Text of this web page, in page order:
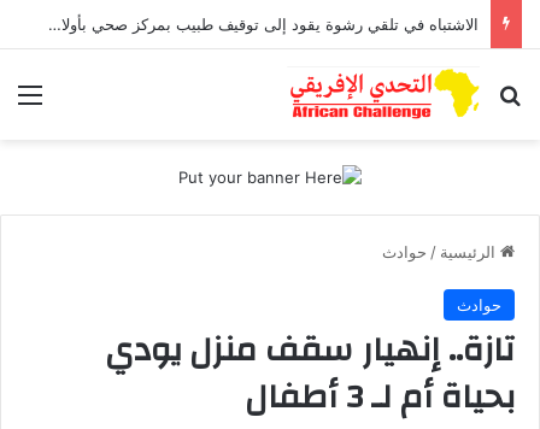
الاشتباه في تلقي رشوة يقود إلى توقيف طبيب بمركز صحي بأولاد افرج
بحث عن
الرئيسية / حوادث
حوادث
تازة.. إنهيار سقف منزل يودي
بحياة أم لـ 3 أطفال